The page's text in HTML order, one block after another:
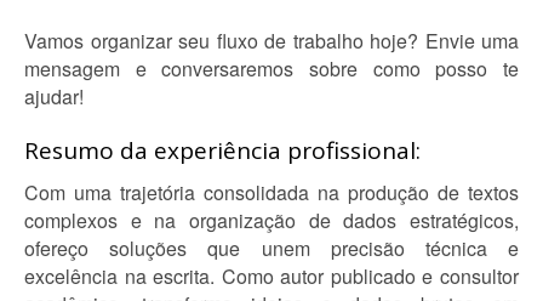
Vamos organizar seu fluxo de trabalho hoje? Envie uma
mensagem e conversaremos sobre como posso te
ajudar!
Resumo da experiência profissional:
Com uma trajetória consolidada na produção de textos
complexos e na organização de dados estratégicos,
ofereço soluções que unem precisão técnica e
excelência na escrita. Como autor publicado e consultor